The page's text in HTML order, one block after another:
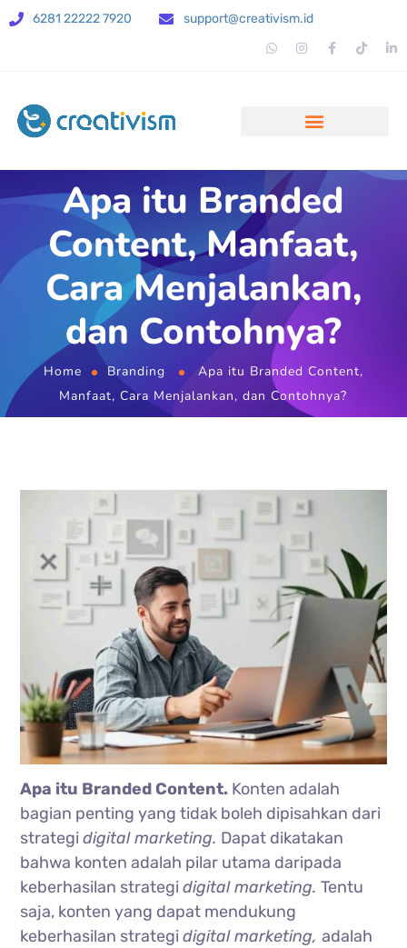
6281 22222 7920 support@creativism.id
Apa itu Branded
Content, Manfaat,
Cara Menjalankan,
dan Contohnya?
Home Branding
Apa itu Branded Content,
Manfaat, Cara Menjalankan, dan Contohnya?
Apa itu Branded Content. Konten adalah
bagian penting yang tidak boleh dipisahkan dari
strategidigital marketing. Dapat dikatakan
bahwa konten adalah pilar utama daripada
keberhasilan strategidigital marketing.Tentu
saja, konten yang dapat mendukung
keberhasilan strategidigital marketing,adalah